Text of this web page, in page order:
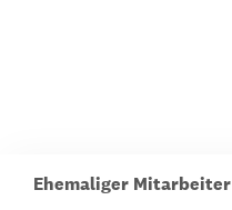
Ehemaliger Mitarbeiter